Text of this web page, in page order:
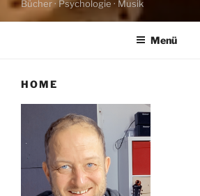
Bücher · Psychologie · Musik
Menü
HOME